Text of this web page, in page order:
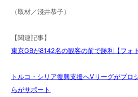
（取材／淺井恭子）
【関連記事】
東京GBが8142名の観客の前で勝利【フォ
トルコ・シリア復興支援へVリーグがプ
らがサポート